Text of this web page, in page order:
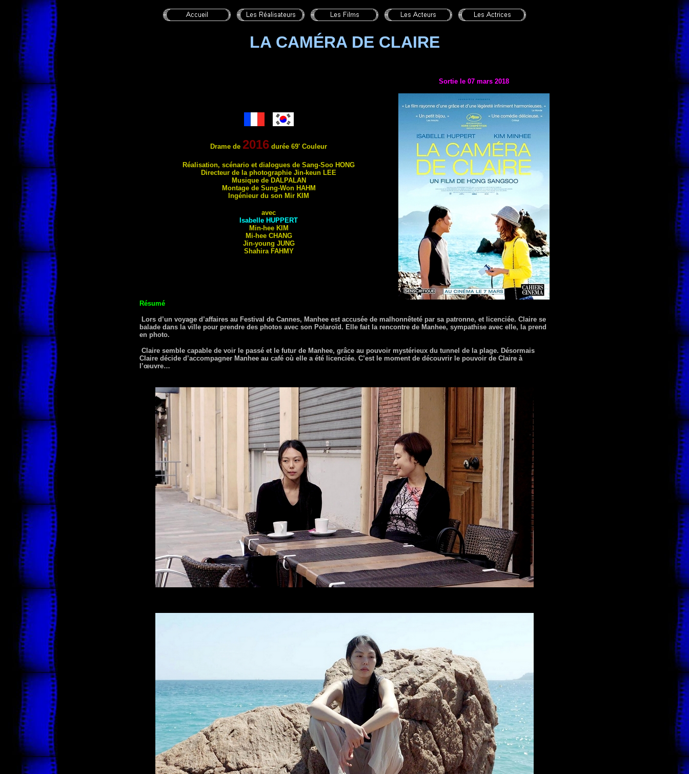
LA CAMÉRA DE CLAIRE
Drame de 2016 durée 69' Couleur
Réalisation, scénario et dialogues de Sang-Soo HONG
Directeur de la photographie Jin-keun LEE
Musique de DALPALAN
Montage de Sung-Won HAHM
Ingénieur du son Mir KIM
avec
Isabelle HUPPERT
Min-hee KIM
Mi-hee CHANG
Jin-young JUNG
Shahira FAHMY
Sortie le 07 mars 2018
Résumé
Lors d’un voyage d’affaires au Festival de Cannes, Manhee est accusée de malhonnêteté par sa patronne, et licenciée. Claire se
balade dans la ville pour prendre des photos avec son Polaroïd. Elle fait la rencontre de Manhee, sympathise avec elle, la prend
en photo.
Claire semble capable de voir le passé et le futur de Manhee, grâce au pouvoir mystérieux du tunnel de la plage. Désormais
Claire décide d’accompagner Manhee au café où elle a été licenciée. C’est le moment de découvrir le pouvoir de Claire à
l’œuvre…